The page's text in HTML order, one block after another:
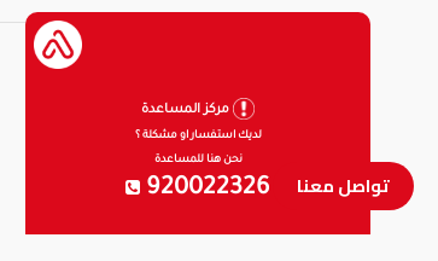
تواصل معنا
مركز المساعدة
لديك استفسار او مشكلة ؟
نحن هنا للمساعدة
920022326